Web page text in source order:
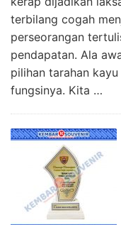
terbilang cogah
perseorangan
pendapatan. Ala
pilihan tarahan
fungsinya. Kita …